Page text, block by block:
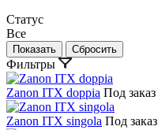
Статус
Все
Фильтры
Zanon ITX doppia Под заказ
Zanon ITX singola Под заказ